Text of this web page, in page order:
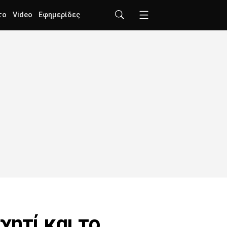
Video Εφημερίδες